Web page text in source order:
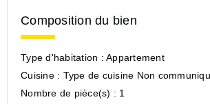
Composition du bien
Type d'habitation : Appartement
Cuisine : Type de cuisine Non
Nombre de pièce(s) : 1